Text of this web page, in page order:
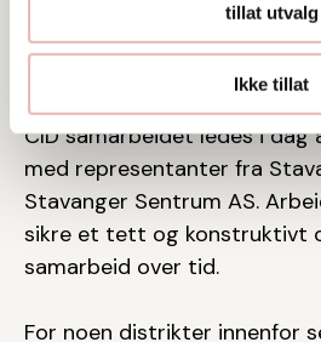
tillat utvalg
Ikke tillat
CID samarbeidet ledes i
med representanter fra
Stavanger Sentrum AS.
sikre et tett og konstruktivt
samarbeid over tid.
For noen distrikter innenfor